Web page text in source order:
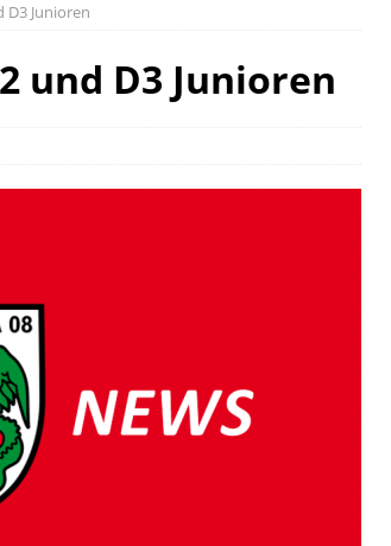
D3 Junioren
und D3 Junioren